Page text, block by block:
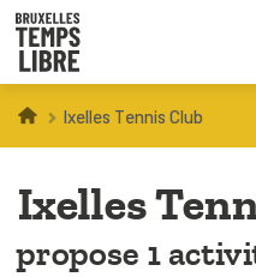
Infos parents
Droit au loisir
Coordinations
Ixelles Tennis Club
Ixelles
propose 1